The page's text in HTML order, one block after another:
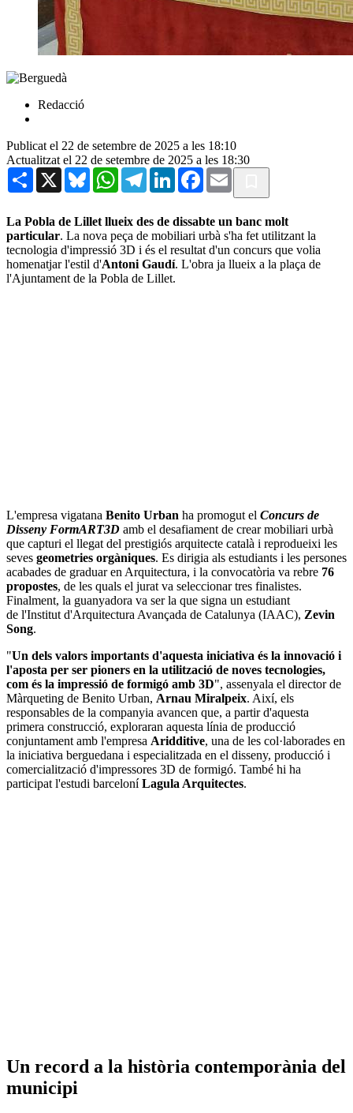
Redacció
Publicat el 22 de setembre de 2025 a les 18:10
Actualitzat el 22 de setembre de 2025 a les 18:30
Share X BlueskyWhatsAppTelegramLinkedInFacebook
Email
La Pobla de Lillet llueix des de dissabte un banc molt
particular. La nova peça de mobiliari urbà s'ha fet utilitzant la
tecnologia d'impressió 3D i és el resultat d'un concurs que volia
homenatjar l'estil d'Antoni Gaudí. L'obra ja llueix a la plaça de
l'Ajuntament de la Pobla de Lillet.
L'empresa vigatana Benito Urban ha promogut el Concurs de
Disseny FormART3D amb el desafiament de crear mobiliari urbà
que capturi el llegat del prestigiós arquitecte català i reprodueixi les
seves geometries orgàniques. Es dirigia als estudiants i les persones
acabades de graduar en Arquitectura, i la convocatòria va rebre 76
propostes, de les quals el jurat va seleccionar tres finalistes.
Finalment, la guanyadora va ser la que signa un estudiant
de l'Institut d'Arquitectura Avançada de Catalunya (IAAC), Zevin
Song.
"Un dels valors importants d'aquesta iniciativa és la innovació i
l'aposta per ser pioners en la utilització de noves tecnologies,
com és la impressió de formigó amb 3D", assenyala el director de
Màrqueting de Benito Urban, Arnau Miralpeix. Així, els
responsables de la companyia avancen que, a partir d'aquesta
primera construcció, exploraran aquesta línia de producció
conjuntament amb l'empresa Aridditive, una de les col·laborades en
la iniciativa berguedana i especialitzada en el disseny, producció i
comercialització d'impressores 3D de formigó. També hi ha
participat l'estudi barceloníLagula Arquitectes.
Un record a la història contemporània del
municipi